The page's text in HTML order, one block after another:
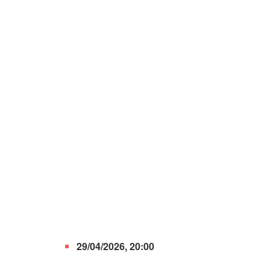
29/04/2026, 20:00